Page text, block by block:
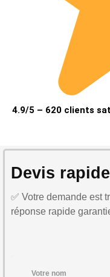
4.9/5 – 620 clients
Devis rapide
✅ Votre demande est
réponse rapide
Votre nom